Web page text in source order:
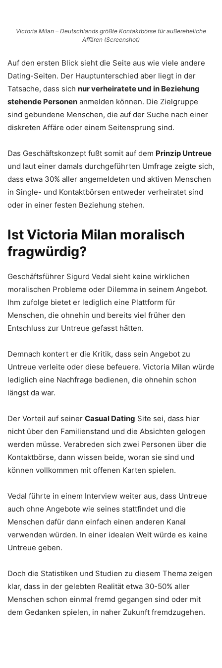
Victoria Milan – Deutschlands größte Kontaktbörse für außereheliche
Affären (Screenshot)
Auf den ersten Blick sieht die Seite aus wie viele andere
Dating-Seiten. Der Hauptunterschied aber liegt in der
Tatsache, dass sich nur verheiratete und in Beziehung
stehende Personen anmelden können. Die Zielgruppe
sind gebundene Menschen, die auf der Suche nach einer
diskreten Affäre oder einem Seitensprung sind.
Das Geschäftskonzept fußt somit auf dem Prinzip Untreue
und laut einer damals durchgeführten Umfrage zeigte sich,
dass etwa 30% aller angemeldeten und aktiven Menschen
in Single- und Kontaktbörsen entweder verheiratet sind
oder in einer festen Beziehung stehen.
Ist Victoria Milan moralisch
fragwürdig?
Geschäftsführer Sigurd Vedal sieht keine wirklichen
moralischen Probleme oder Dilemma in seinem Angebot.
Ihm zufolge bietet er lediglich eine Plattform für
Menschen, die ohnehin und bereits viel früher den
Entschluss zur Untreue gefasst hätten.
Demnach kontert er die Kritik, dass sein Angebot zu
Untreue verleite oder diese befeuere. Victoria Milan würde
lediglich eine Nachfrage bedienen, die ohnehin schon
längst da war.
Der Vorteil auf seiner Casual Dating Site sei, dass hier
nicht über den Familienstand und die Absichten gelogen
werden müsse. Verabreden sich zwei Personen über die
Kontaktbörse, dann wissen beide, woran sie sind und
können vollkommen mit offenen Karten spielen.
Vedal führte in einem Interview weiter aus, dass Untreue
auch ohne Angebote wie seines stattfindet und die
Menschen dafür dann einfach einen anderen Kanal
verwenden würden. In einer idealen Welt würde es keine
Untreue geben.
Doch die Statistiken und Studien zu diesem Thema zeigen
klar, dass in der gelebten Realität etwa 30-50% aller
Menschen schon einmal fremd gegangen sind oder mit
dem Gedanken spielen, in naher Zukunft fremdzugehen.